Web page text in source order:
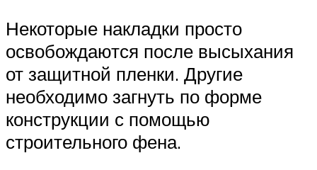
Некоторые накладки просто
освобождаются после высыхания
от защитной пленки. Другие
необходимо загнуть по форме
конструкции с помощью
строительного фена.